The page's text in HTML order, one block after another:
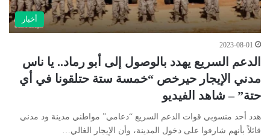
أخبار
2023-08-01
الدعم السريع يهدد بالوصول إلى أبو رماد.. يا ناس
مدني الإيجار حيرخص “خمسة ستة حتلقونا في أي
حتة” – شاهد الفيديو
هدد أحد منسوبي قوات الدعم السريع “دعامي” مواطني مدينة ود مدني
قائلاً بأنهم شارفوا على دخول المدينة، وأن الإيجار الغالي…